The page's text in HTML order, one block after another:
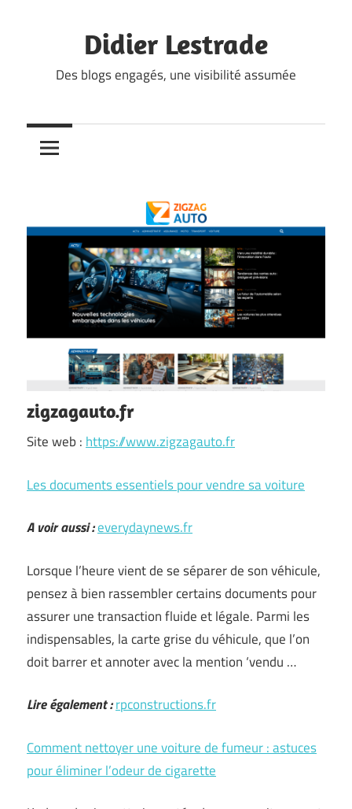
Didier Lestrade
Des blogs engagés, une visibilité assumée
zigzagauto.fr
Site web : https://www.zigzagauto.fr
Les documents essentiels pour vendre sa voiture
A voir aussi :everydaynews.fr
Lorsque l’heure vient de se séparer de son véhicule,
pensez à bien rassembler certains documents pour
assurer une transaction fluide et légale. Parmi les
indispensables, la carte grise du véhicule, que l’on
doit barrer et annoter avec la mention ‘vendu …
Lire également :rpconstructions.fr
Comment nettoyer une voiture de fumeur : astuces
pour éliminer l’odeur de cigarette